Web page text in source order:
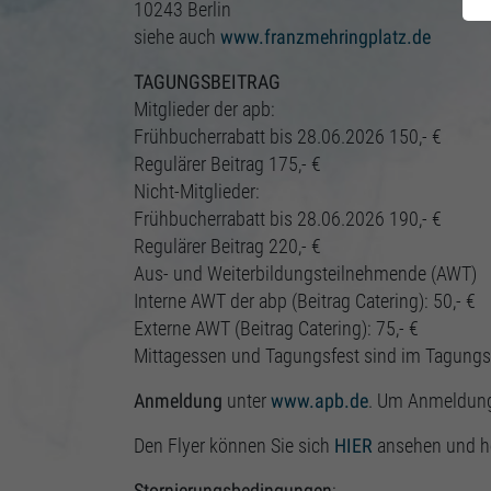
10243 Berlin
siehe auch www.franzmehringplatz.de
TAGUNGSBEITRAG
Mitglieder der apb:
Frühbucherrabatt bis 28.06.2026 150,- €
Regulärer Beitrag 175,- €
Nicht-Mitglieder:
Frühbucherrabatt bis 28.06.2026 190,- €
Regulärer Beitrag 220,- €
Aus- und Weiterbildungsteilnehmende (AWT)
Interne AWT der abp (Beitrag Catering): 50,- €
Externe AWT (Beitrag Catering): 75,- €
Mittagessen und Tagungsfest sind im
Anmeldung unter www.apb.de. Um
Den Flyer können Sie sich HIER ansehen und